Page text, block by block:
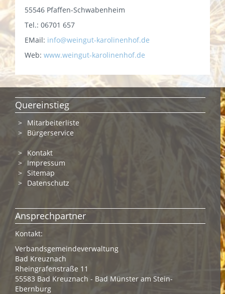
55546 Pfaffen-Schwabenheim
Tel.: 06701 657
EMail: info@weingut-karolinenhof.de
Web: www.weingut-karolinenhof.de
Quereinstieg
Mitarbeiterliste
Bürgerservice
Kontakt
Impressum
Sitemap
Datenschutz
Ansprechpartner
Kontakt:
Verbandsgemeindeverwaltung
Bad Kreuznach
Rheingrafenstraße 11
55583 Bad Kreuznach - Bad Münster am Stein-
Ebernburg